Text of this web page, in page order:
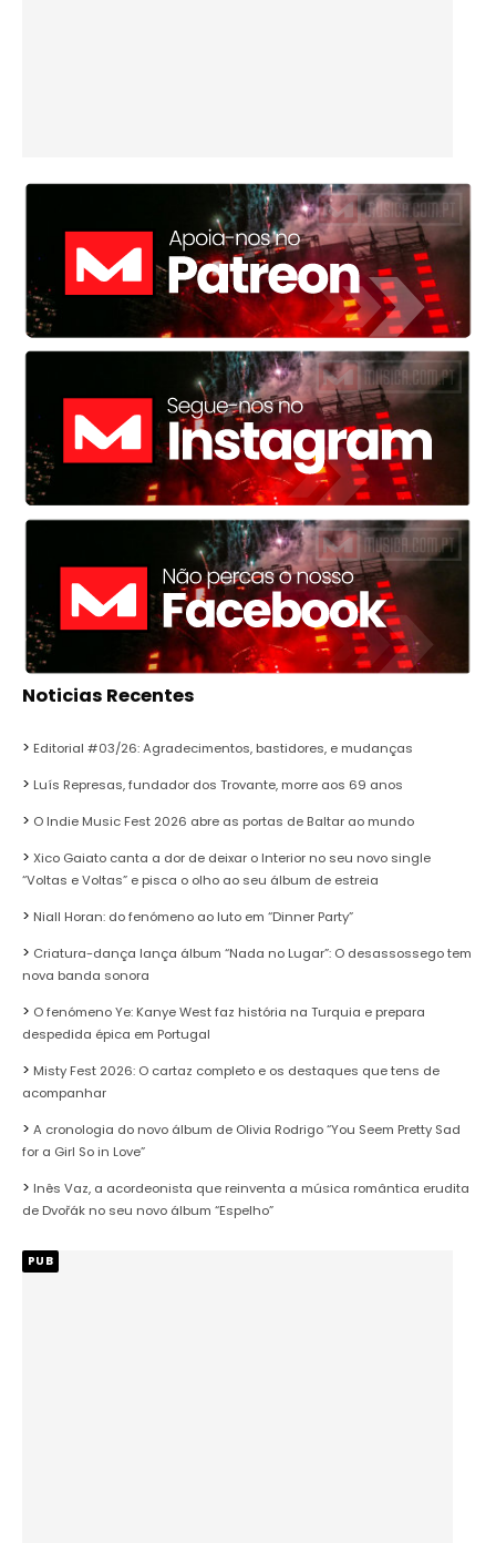
Noticias Recentes
Editorial #03/26: Agradecimentos, bastidores, e mudanças
Luís Represas, fundador dos Trovante, morre aos 69 anos
O Indie Music Fest 2026 abre as portas de Baltar ao mundo
Xico Gaiato canta a dor de deixar o Interior no seu novo single
“Voltas e Voltas” e pisca o olho ao seu álbum de estreia
Niall Horan: do fenómeno ao luto em “Dinner Party”
Criatura-dança lança álbum “Nada no Lugar”: O desassossego tem
nova banda sonora
O fenómeno Ye: Kanye West faz história na Turquia e prepara
despedida épica em Portugal
Misty Fest 2026: O cartaz completo e os destaques que tens de
acompanhar
A cronologia do novo álbum de Olivia Rodrigo “You Seem Pretty Sad
for a Girl So in Love”
Inês Vaz, a acordeonista que reinventa a música romântica erudita
de Dvořák no seu novo álbum “Espelho”
PUB